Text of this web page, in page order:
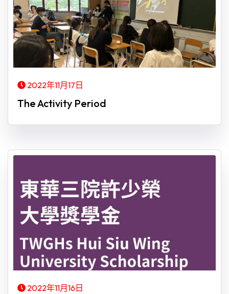
2022年11月17日
The Activity Period
2022年11月16日